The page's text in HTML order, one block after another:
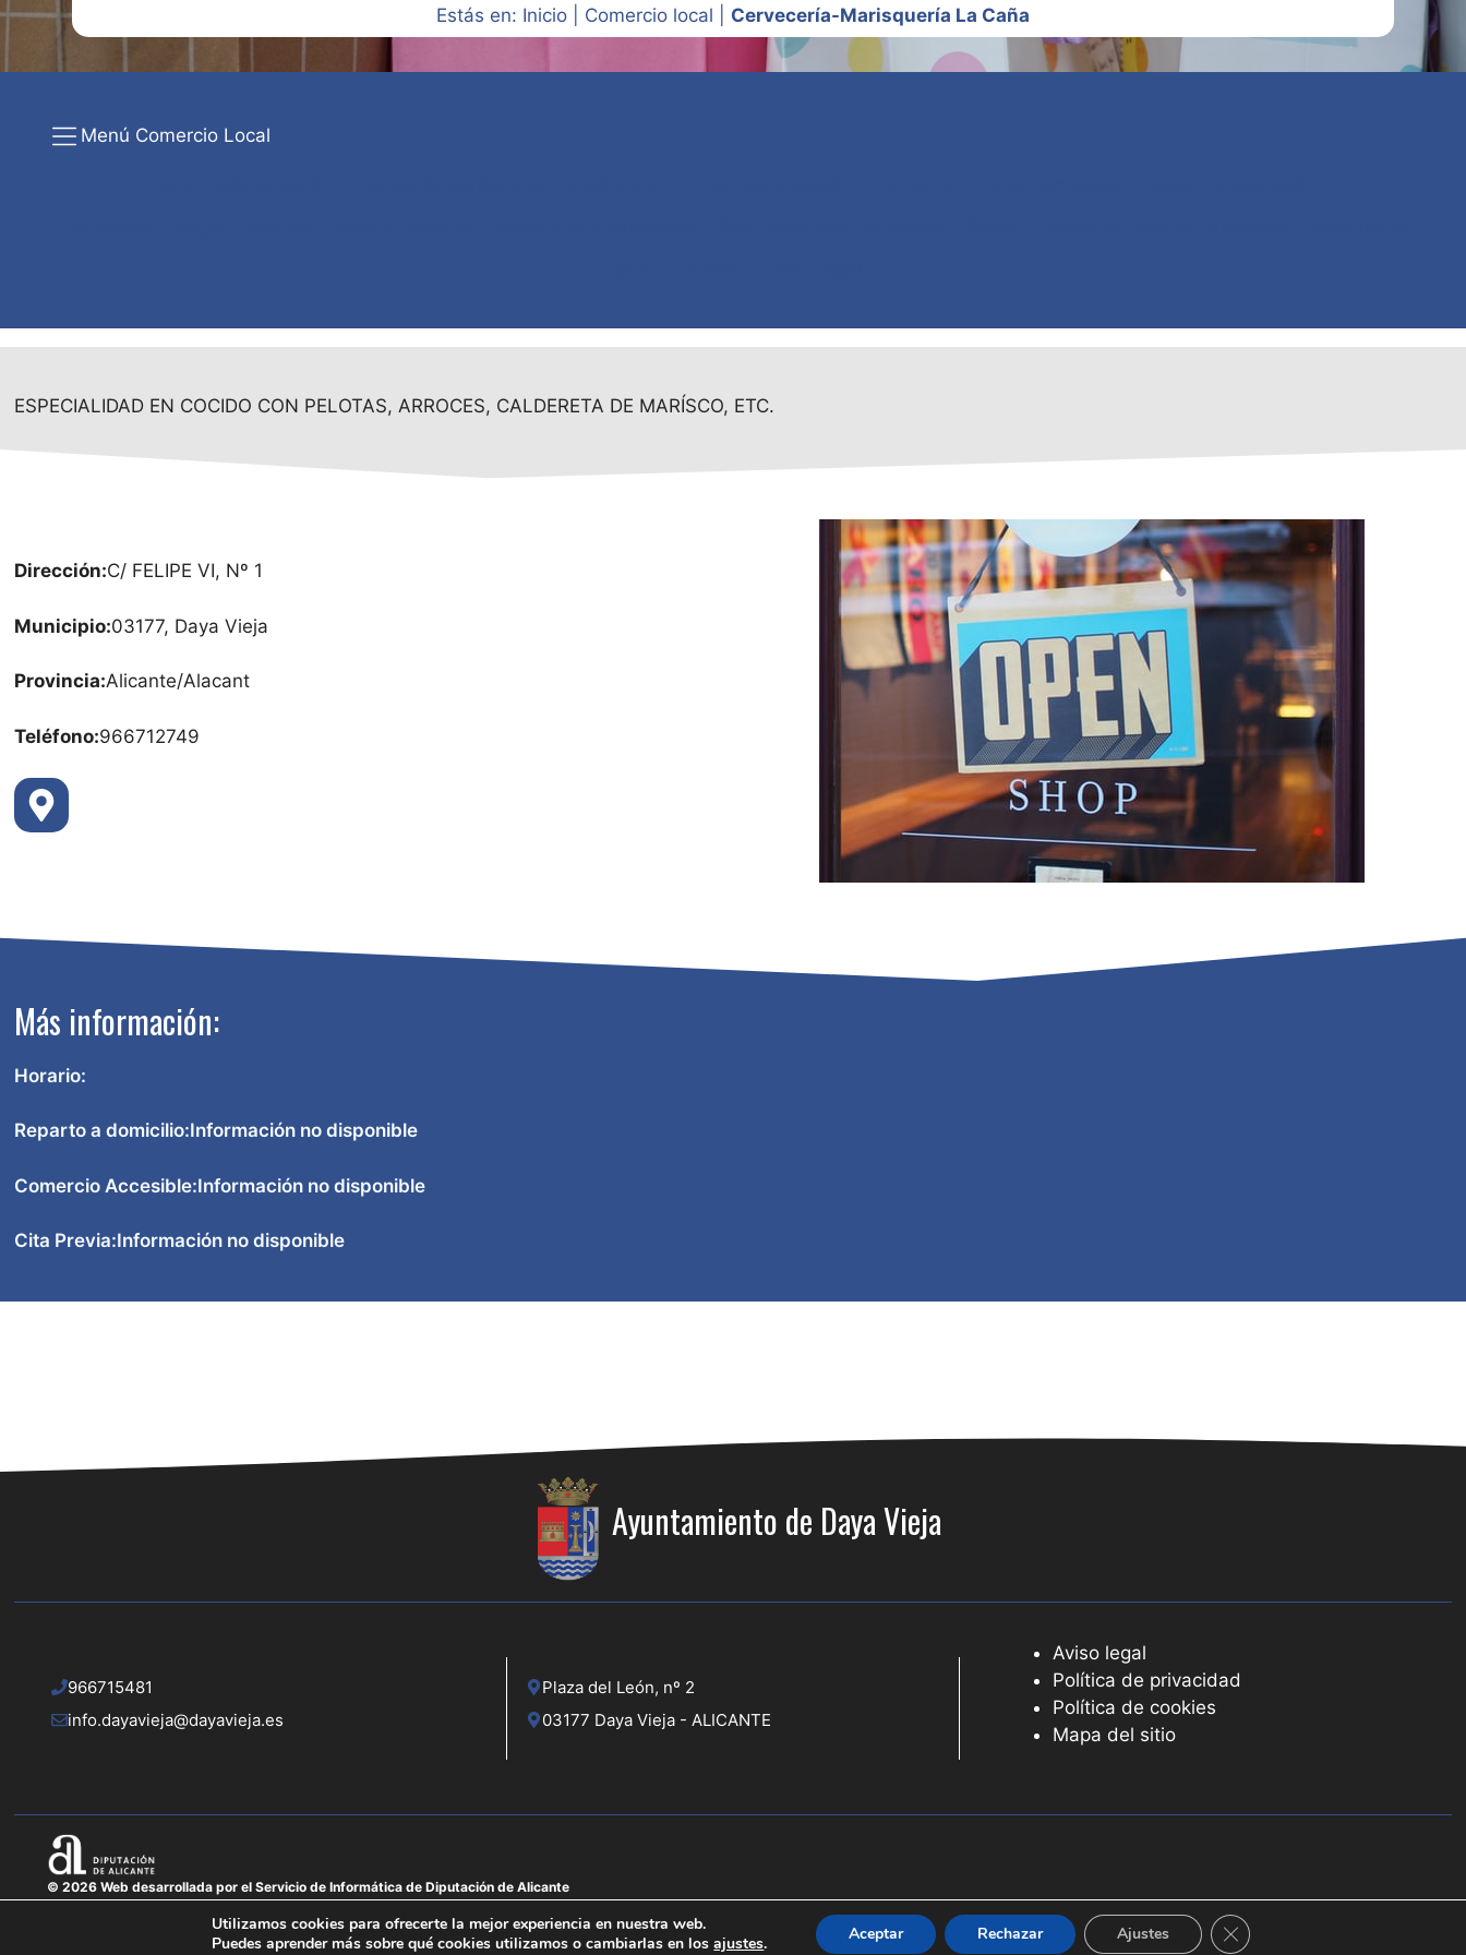
Estás en: Inicio Comercio local Cervecería-Marisquería La Caña
Menú Comercio Local
ESPECIALIDAD EN COCIDO CON PELOTAS, ARROCES, CALDERETA DE MARÍSCO, ETC.
Dirección:C/ FELIPE VI, Nº 1
Municipio:03177, Daya Vieja
Provincia:Alicante/Alacant
Teléfono:966712749
Más información:
Horario:
Reparto a domicilio:Información no disponible
Comercio Accesible:Información no disponible
Cita Previa:Información no disponible
Ayuntamiento de Daya Vieja
966715481
info.dayavieja@dayavieja.es
Plaza del León, nº 2
03177 Daya Vieja - ALICANTE
Aviso legal
Política de privacidad
Política de cookies
Mapa del sitio
© 2026 Web desarrollada por el Servicio de Informática de Diputación de Alicante
Utilizamos cookies para ofrecerte la mejor experiencia en nuestra web.
Puedes aprender más sobre qué cookies utilizamos o cambiarlas en losajustes. Aceptar Rechazar Ajustes Cerrar el banner de cookies RGPD